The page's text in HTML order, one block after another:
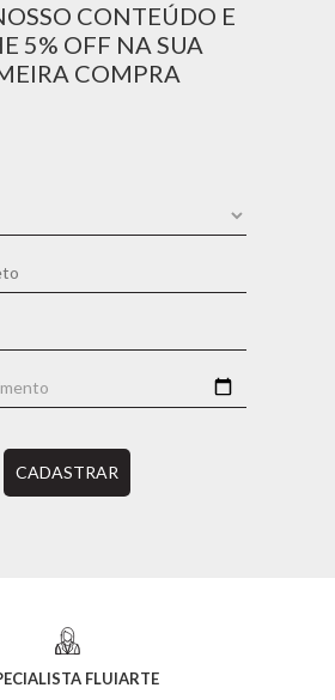
CONTEÚDO E
5% OFF NA SUA
COMPRA
CADASTRAR
FLUIARTE